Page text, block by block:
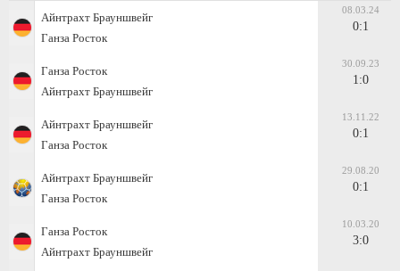
Айнтрахт Брауншвейг
Ганза Росток
08.03.24
0:1
Ганза Росток
Айнтрахт Брауншвейг
30.09.23
1:0
Айнтрахт Брауншвейг
Ганза Росток
13.11.22
0:1
Айнтрахт Брауншвейг
Ганза Росток
29.08.20
0:1
Ганза Росток
Айнтрахт Брауншвейг
10.03.20
3:0